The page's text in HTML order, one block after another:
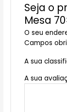
Seja o
Mesa
O seu
Campos
A sua
A sua